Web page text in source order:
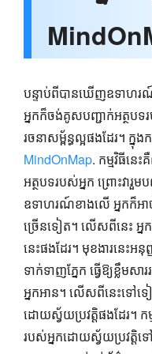
បន្ទាប់ពីបានឃើញឧទាហរ
អ្នកក៏ចង់គូសបញ្ជាក់អត្ថបទ
រចនាសម្ព័ន្ធល្អផងដែរ។ ក្
MindOnMap. កម្មវិធីនេ
អត្ថបទរបស់អ្នក ព្រោះវារួ
ឧទាហរណ៍ខាងលើ អ្នកក៏អា
ច្រើនទៀត។ លើសពីនេះ អ្ន
នេះផងដែរ។ មុខងារនេះអ
ទាក់ទាញភ្នែក ធ្វើឱ្យខ្លឹម
អ្នកអាន។ លើសពីនេះទៅទ
ដោយស្វ័យប្រវត្តិផងដែរ។ កម្
របស់អ្នកដោយស្វ័យប្រវត្តិ